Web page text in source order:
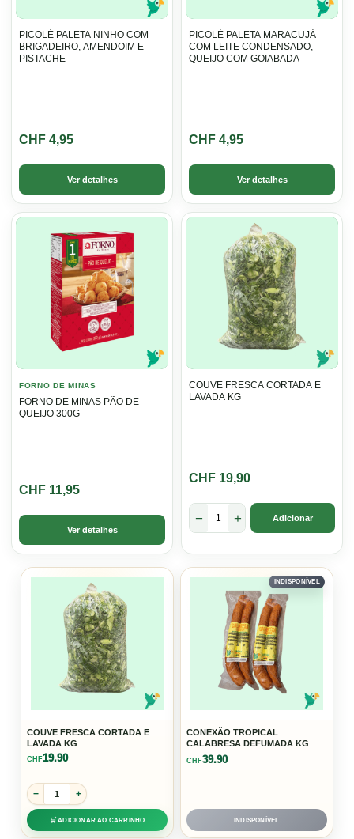
PICOLÉ PALETA NINHO COM
BRIGADEIRO, AMENDOIM E
PISTACHE
CHF 4,95
Ver detalhes
PICOLÉ PALETA MARACUJÁ
COM LEITE CONDENSADO,
QUEIJO COM GOIABADA
CHF 4,95
Ver detalhes
FORNO DE MINAS
FORNO DE MINAS PÃO DE
QUEIJO 300G
CHF 11,95
Ver detalhes
COUVE FRESCA CORTADA E
LAVADA KG
CHF 19,90
− + Adicionar
COUVE FRESCA CORTADA E
LAVADA KG
CHF19.90
− +
🛒 ADICIONAR AO CARRINHO
INDISPONÍVEL
CONEXÃO TROPICAL
CALABRESA DEFUMADA KG
CHF39.90
INDISPONÍVEL